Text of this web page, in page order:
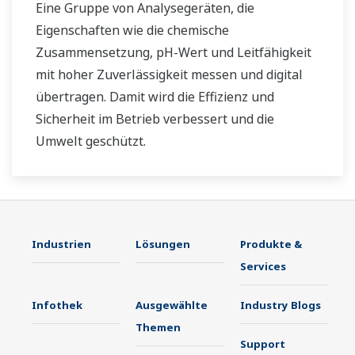
Eine Gruppe von Analysegeräten, die
Eigenschaften wie die chemische
Zusammensetzung, pH-Wert und Leitfähigkeit
mit hoher Zuverlässigkeit messen und digital
übertragen. Damit wird die Effizienz und
Sicherheit im Betrieb verbessert und die
Umwelt geschützt.
Industrien Lösungen
Produkte &
Services
Infothek
Ausgewählte
Themen
Industry Blogs
Support